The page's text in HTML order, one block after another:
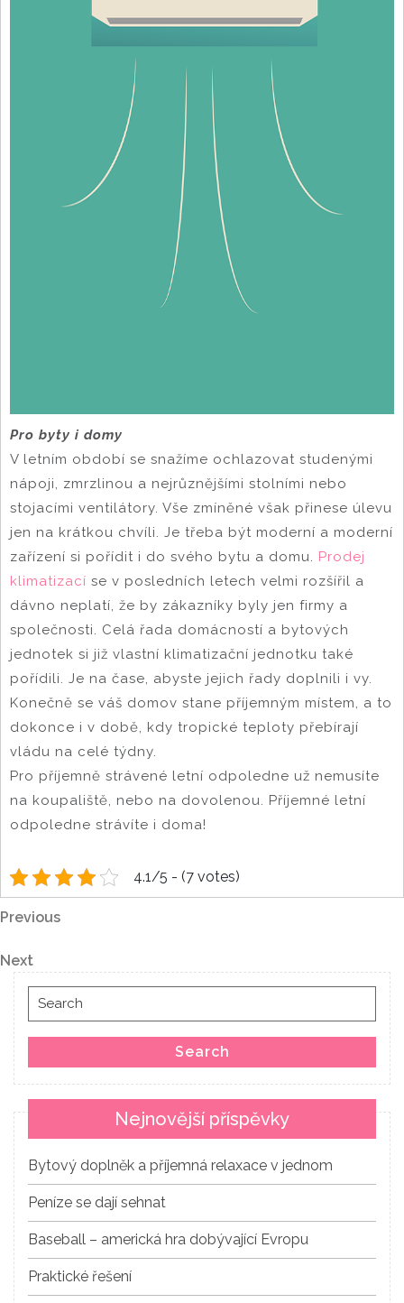
Pro byty i domy
V letním období se snažíme ochlazovat studenými
nápoji, zmrzlinou a nejrůznějšími stolními nebo
stojacími ventilátory. Vše zmíněné však přinese úlevu
jen na krátkou chvíli. Je třeba být moderní a moderní
zařízení si pořídit i do svého bytu a domu. Prodej
klimatizací se v posledních letech velmi rozšířil a
dávno neplatí, že by zákazníky byly jen firmy a
společnosti. Celá řada domácností a bytových
jednotek si již vlastní klimatizační jednotku také
pořídili. Je na čase, abyste jejich řady doplnili i vy.
Konečně se váš domov stane příjemným místem, a to
dokonce i v době, kdy tropické teploty přebírají
vládu na celé týdny.
Pro příjemně strávené letní odpoledne už nemusíte
na koupaliště, nebo na dovolenou. Příjemné letní
odpoledne strávíte i doma!
4.1/5 - (7 votes)
Navigace
pro
příspěvek
Previous
Previous
Next
Post
Next
Search
for:
Search
Nejnovější příspěvky
Bytový doplněk a příjemná relaxace v jednom
Peníze se dají sehnat
Baseball – americká hra dobývající Evropu
Praktické řešení